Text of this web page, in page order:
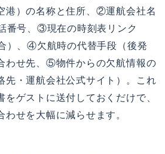
港）の名称と住所、②運航会社名
番号、③現在の時刻表リンク
）、④欠航時の代替手段（後発
わせ先、⑤物件からの欠航情報の
先・運航会社公式サイト）。これ
をゲストに送付しておくだけで、
せを大幅に減らせます。